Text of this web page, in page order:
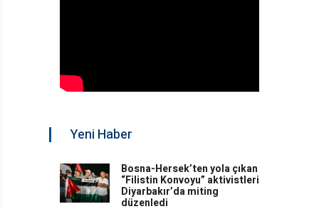
Yeni Haber
Bosna-Hersek’ten yola çıkan
“Filistin Konvoyu” aktivistleri
Diyarbakır’da miting
düzenledi